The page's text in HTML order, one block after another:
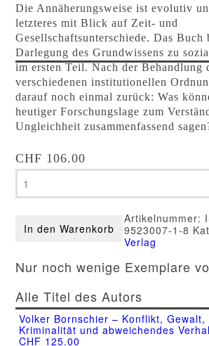
Die Annäherungsweise ist evolutiv
letzteres mit Blick auf Zeit- und
Gesellschaftsunterschiede. Das
Darlegung des Grundwissens zu
im ersten Teil. Nach der Behandlung
verschiedenen institutionellen
darauf noch einmal zurück: Was
heutiger Forschungslage zum
Ungleichheit zusammenfassend
CHF 106.00
Volker
Bornschier
–
Ordnungen
Menge
In den Warenkorb
Artikelnummer:
9523007-1-8
Verlag
Nur noch wenige Exemplare
Alle Titel des Autors
Volker Bornschier – Konflikt, Gewalt,
Kriminalität und abweichendes
CHF 125.00